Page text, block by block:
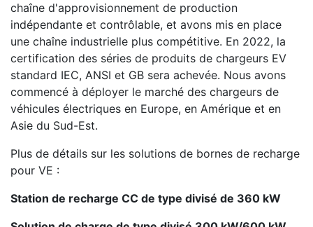
chaîne d'approvisionnement de production
indépendante et contrôlable, et avons mis en place
une chaîne industrielle plus compétitive. En 2022, la
certification des séries de produits de chargeurs EV
standard IEC, ANSI et GB sera achevée. Nous avons
commencé à déployer le marché des chargeurs de
véhicules électriques en Europe, en Amérique et en
Asie du Sud-Est.
Plus de détails sur les solutions de bornes de recharge
pour VE :
Station de recharge CC de type divisé de 360 kW